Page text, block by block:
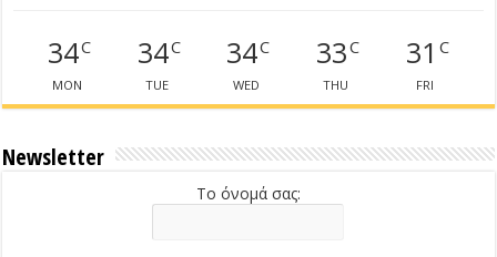
34C
MON
34C
TUE
34C
WED
33C
THU
31 C
FRI
Newsletter
Το όνομά σας: